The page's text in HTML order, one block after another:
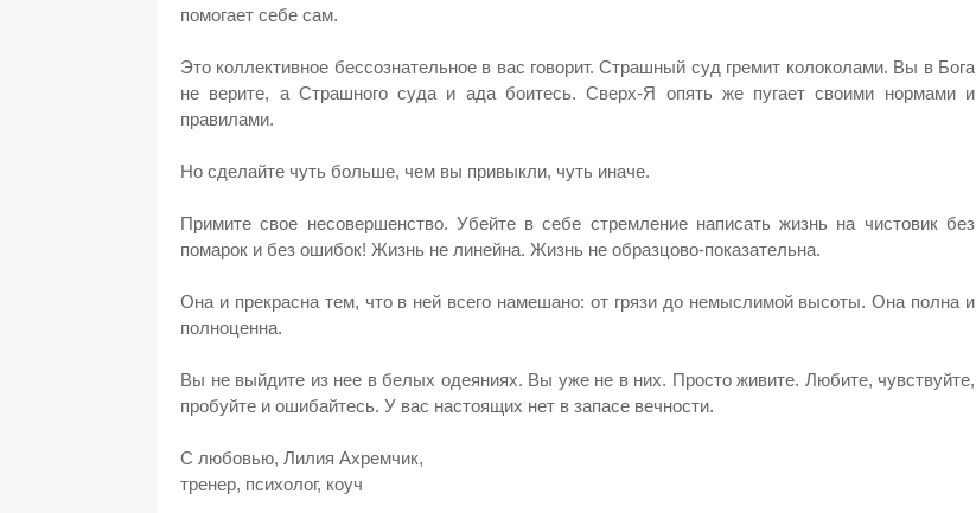
помогает себе сам.
Это коллективное бессознательное в вас говорит. Страшный суд гремит колоколами. Вы в Бога
не верите, а Страшного суда и ада боитесь. Сверх-Я опять же пугает своими нормами и
правилами.
Но сделайте чуть больше, чем вы привыкли, чуть иначе.
Примите свое несовершенство. Убейте в себе стремление написать жизнь на чистовик без
помарок и без ошибок! Жизнь не линейна. Жизнь не образцово-показательна.
Она и прекрасна тем, что в ней всего намешано: от грязи до немыслимой высоты. Она полна и
полноценна.
Вы не выйдите из нее в белых одеяниях. Вы уже не в них. Просто живите. Любите, чувствуйте,
пробуйте и ошибайтесь. У вас настоящих нет в запасе вечности.
С любовью, Лилия Ахремчик,
тренер, психолог, коуч